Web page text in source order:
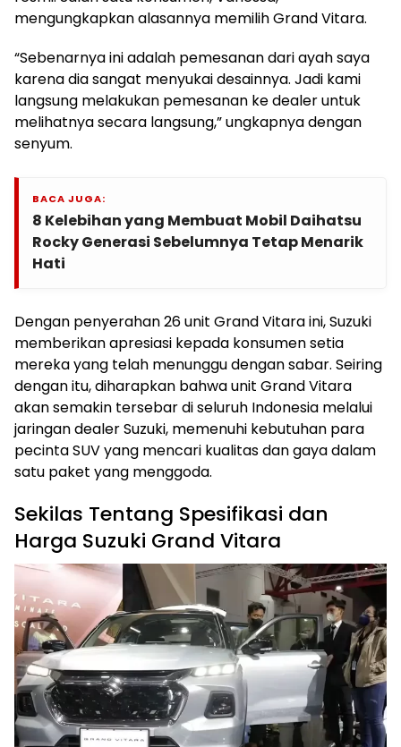
mengungkapkan alasannya memilih Grand Vitara.
“Sebenarnya ini adalah pemesanan dari ayah saya
karena dia sangat menyukai desainnya. Jadi kami
langsung melakukan pemesanan ke dealer untuk
melihatnya secara langsung,” ungkapnya dengan
senyum.
BACA JUGA:
8 Kelebihan yang Membuat Mobil Daihatsu
Rocky Generasi Sebelumnya Tetap Menarik
Hati
Dengan penyerahan 26 unit Grand Vitara ini, Suzuki
memberikan apresiasi kepada konsumen setia
mereka yang telah menunggu dengan sabar. Seiring
dengan itu, diharapkan bahwa unit Grand Vitara
akan semakin tersebar di seluruh Indonesia melalui
jaringan dealer Suzuki, memenuhi kebutuhan para
pecinta SUV yang mencari kualitas dan gaya dalam
satu paket yang menggoda.
Sekilas Tentang Spesifikasi dan
Harga Suzuki Grand Vitara